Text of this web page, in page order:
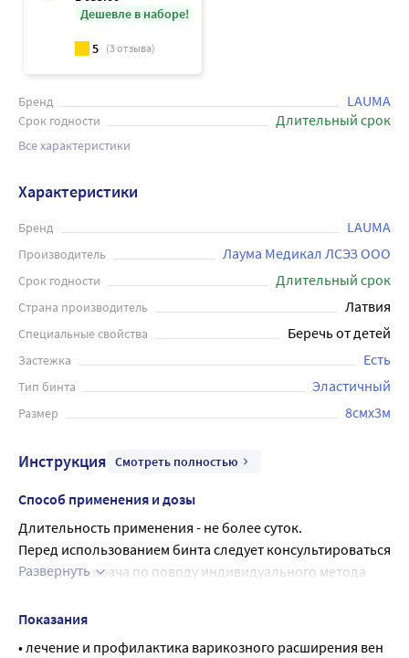
Дешевле в наборе!
5 (3отзыва)
Бренд LAUMA
Срок годности Длительный срок
Все характеристики
Характеристики
Бренд LAUMA
Производитель Лаума Медикал ЛСЭЗ ООО
Срок годности Длительный срок
Страна производитель Латвия
Специальные свойства Беречь от детей
Застежка Есть
Тип бинта Эластичный
Размер 8смx3м
Инструкция Смотреть полностью
Способ применения и дозы
Длительность применения - не более суток.
Перед использованием бинта следует консультироваться
у лечащего врача по поводу индивидуального метода
Время или периодичность ношения эластичного бинта и
Развернуть
Показания
• лечение и профилактика варикозного расширения вен